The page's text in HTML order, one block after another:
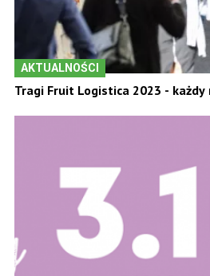
AKTUALNOŚCI
Tragi Fruit Logistica 2023 -